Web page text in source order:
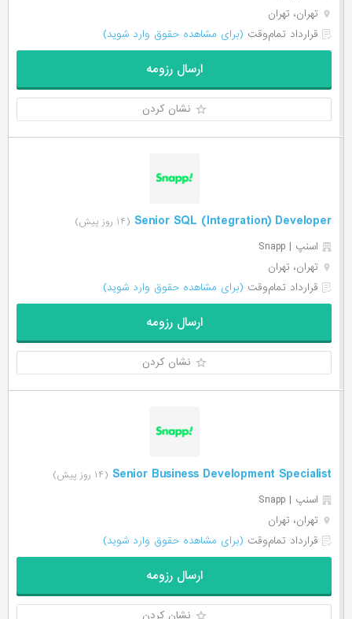
تهران، تهران
قرارداد تمام‌وقت (برای مشاهده حقوق وارد شوید)
ارسال رزومه
نشان کردن
Senior SQL (Integration) Developer (۱۴ روز پیش)
اسنپ | Snapp
تهران، تهران
قرارداد تمام‌وقت (برای مشاهده حقوق وارد شوید)
ارسال رزومه
نشان کردن
Senior Business Development Specialist (۱۴ روز پیش)
اسنپ | Snapp
تهران، تهران
قرارداد تمام‌وقت (برای مشاهده حقوق وارد شوید)
ارسال رزومه
نشان کردن